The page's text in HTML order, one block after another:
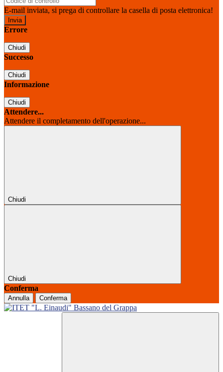
E-mail inviata, si prega di controllare la casella di posta elettronica!
Errore
Chiudi
Successo
Chiudi
Informazione
Chiudi
Attendere...
Attendere il completamento dell'operazione...
Chiudi
Chiudi
Conferma
Annulla Conferma